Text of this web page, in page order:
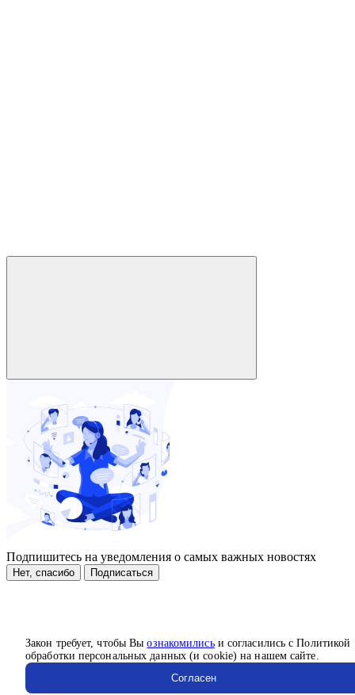
Закон требует, чтобы Выознакомилисьи согласились с Политикой
обработки персональных данных (и cookie) на нашем сайте.
Согласен
Подпишитесь на уведомления о самых важных новостях
Нет, спасибо Подписаться